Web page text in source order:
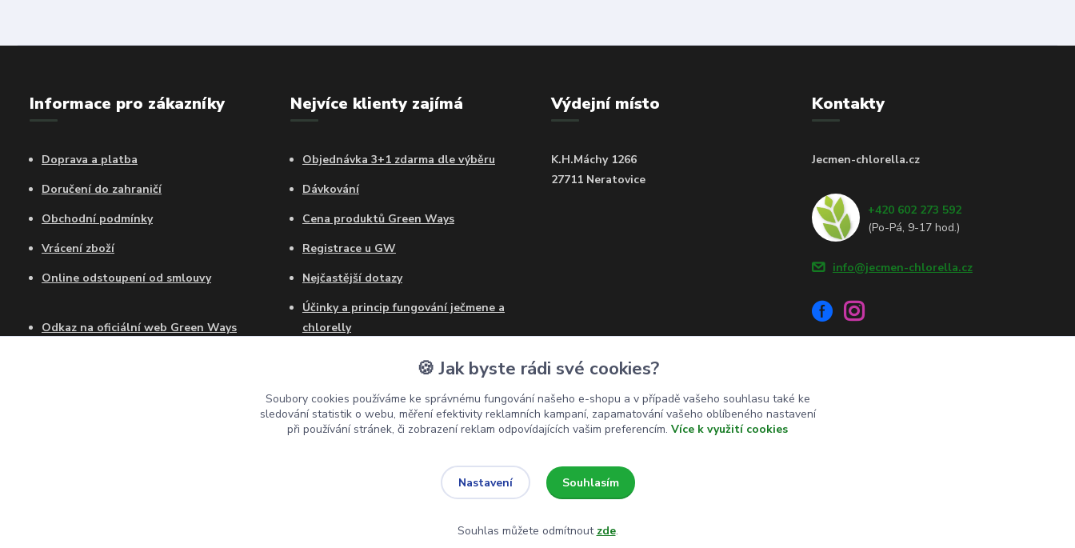
Informace pro zákazníky
Doprava a platba
Doručení do zahraničí
Obchodní podmínky
Vrácení zboží
Online odstoupení od smlouvy
Odkaz na oficiální web Green Ways
Nejvíce klienty zajímá
Objednávka 3+1 zdarma dle výběru
Dávkování
Cena produktů Green Ways
Registrace u GW
Nejčastější dotazy
Účinky a princip fungování ječmene a
chlorelly
Jak dlouho mohu užívat Ječmen a
Chlorella a ječmen - prášek nebo
tablety?
Výdejní místo
K.H.Máchy 1266
27711 Neratovice
Kontakty
Jecmen-chlorella.cz
+420 602 273 592
(Po-Pá, 9-17 hod.)
info@jecmen-chlorella.cz
🍪 Jak byste rádi své cookies?
Soubory cookies používáme ke správnému fungování našeho e-shopu a v případě vašeho souhlasu také ke
sledování statistik o webu, měření efektivity reklamních kampaní, zapamatování vašeho oblíbeného nastavení
při používání stránek, či zobrazení reklam odpovídajících vašim preferencím. Více k využití cookies
Nastavení Souhlasím
Souhlas můžete odmítnout zde.